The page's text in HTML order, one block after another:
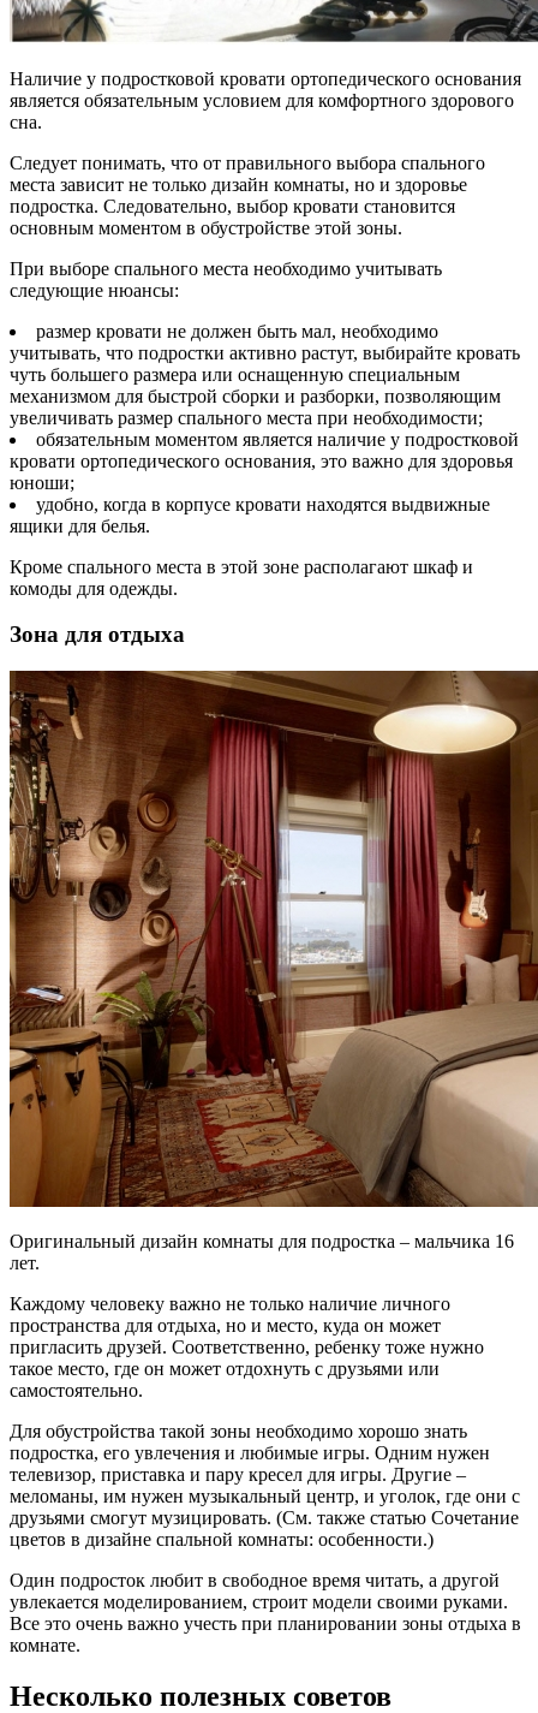
Наличие у подростковой кровати ортопедического основания
является обязательным условием для комфортного здорового
сна.
Следует понимать, что от правильного выбора спального
места зависит не только дизайн комнаты, но и здоровье
подростка. Следовательно, выбор кровати становится
основным моментом в обустройстве этой зоны.
При выборе спального места необходимо учитывать
следующие нюансы:
размер кровати не должен быть мал, необходимо
учитывать, что подростки активно растут, выбирайте кровать
чуть большего размера или оснащенную специальным
механизмом для быстрой сборки и разборки, позволяющим
увеличивать размер спального места при необходимости;
обязательным моментом является наличие у подростковой
кровати ортопедического основания, это важно для здоровья
юноши;
удобно, когда в корпусе кровати находятся выдвижные
ящики для белья.
Кроме спального места в этой зоне располагают шкаф и
комоды для одежды.
Зона для отдыха
Оригинальный дизайн комнаты для подростка – мальчика 16
лет.
Каждому человеку важно не только наличие личного
пространства для отдыха, но и место, куда он может
пригласить друзей. Соответственно, ребенку тоже нужно
такое место, где он может отдохнуть с друзьями или
самостоятельно.
Для обустройства такой зоны необходимо хорошо знать
подростка, его увлечения и любимые игры. Одним нужен
телевизор, приставка и пару кресел для игры. Другие –
меломаны, им нужен музыкальный центр, и уголок, где они с
друзьями смогут музицировать. (См. также статью Сочетание
цветов в дизайне спальной комнаты: особенности.)
Один подросток любит в свободное время читать, а другой
увлекается моделированием, строит модели своими руками.
Все это очень важно учесть при планировании зоны отдыха в
комнате.
Несколько полезных советов